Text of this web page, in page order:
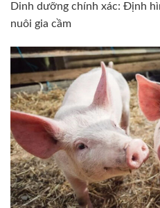
Dinh dưỡng chính xác: Định
nuôi gia cầm